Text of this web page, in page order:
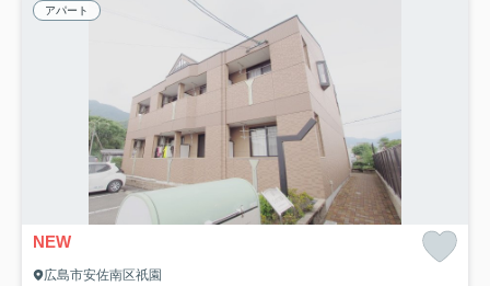
アパート
NEW
広島市安佐南区祇園